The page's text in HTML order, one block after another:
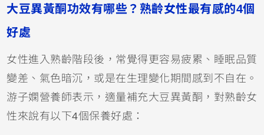
大豆異黃酮功效有哪些？熟齡女性最有感的4個
好處
女性進入熟齡階段後，常覺得更容易疲累、睡眠品質
變差、氣色暗沉，或是在生理變化期間感到不自在。
游子嫻營養師表示，適量補充大豆異黃酮，對熟齡女
性來說有以下4個保養好處：